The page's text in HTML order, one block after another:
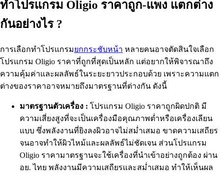
ทำโปรแกรม Oligio ราคาถูก-แพง แตกต่าง
กันอย่างไร ?
การเลือกทำโปรแกรมยกกระชับหน้า หลายคนอาจตัดสินใจเลือก
โปรแกรม Oligio ราคาที่ถูกที่สุดเป็นหลัก แต่อยากให้พิจารณาถึง
ความคุ้มค่าและผลลัพธ์ในระยะยาวประกอบด้วย เพราะความแตก
ต่างของราคาอาจหมายถึงมาตรฐานที่ต่างกัน ดังนี้
มาตรฐานตัวเครื่อง : โปรแกรม Oligio ราคาถูกผิดปกติ มี
ความเสี่ยงสูงที่จะเป็นเครื่องมือคุณภาพต่ำหรือเครื่องเลียน
แบบ ซึ่งพลังงานที่ยิงลงผิวอาจไม่สม่ำเสมอ ขาดความเสถียร
จนอาจทำให้ผิวไหม้และผลลัพธ์ไม่ชัดเจน ส่วนโปรแกรม
Oligio ราคามาตรฐานจะใช้เครื่องที่นำเข้าอย่างถูกต้อง ผ่าน
อย. ไทย พลังงานมีความเสถียรและสม่ำเสมอ ทำให้เห็นผล